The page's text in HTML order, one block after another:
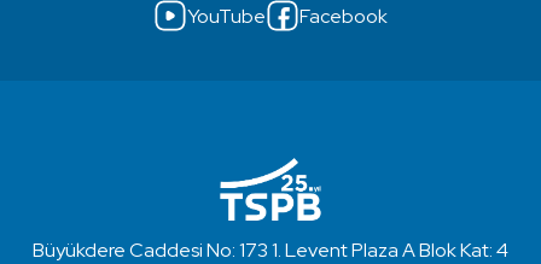
YouTube
Facebook
Büyükdere Caddesi No: 173 1. Levent Plaza A Blok Kat: 4